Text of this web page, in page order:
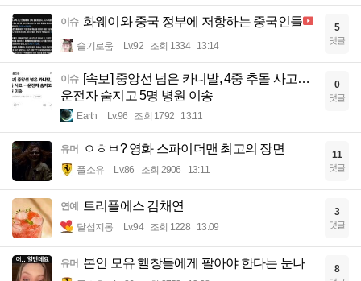
이슈 화웨이와 중국 정부에 저항하는 중국인들
슬기로움 Lv.92 조회 1334 13:14
5
댓글
이슈 [속보] 중앙선 넘은 카니발, 4중 추돌 사고…
운전자 숨지고 5명 병원 이송
Earth Lv.96 조회 1792 13:11
0
댓글
유머 ㅇㅎㅂ? 영화 스파이더맨 최고의 장면
풀소유 Lv.86 조회 2906 13:11
11
댓글
연예 트리플에스 김채연
달섭지롱 Lv.94 조회 1228 13:09
3
댓글
유머 본인 모유 헬창들에게 팔아야 한다는 눈나 8